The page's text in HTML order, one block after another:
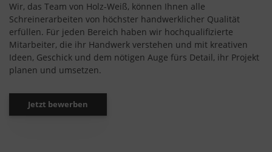
Wir, das Team von Holz-Weiß, können Ihnen alle
Schreinerarbeiten von höchster handwerklicher Qualität
erfüllen. Für jeden Bereich haben wir hochqualifizierte
Mitarbeiter, die ihr Handwerk verstehen und mit kreativen
Ideen, Geschick und dem nötigen Auge fürs Detail, ihr Projekt
planen und umsetzen.
Jetzt bewerben